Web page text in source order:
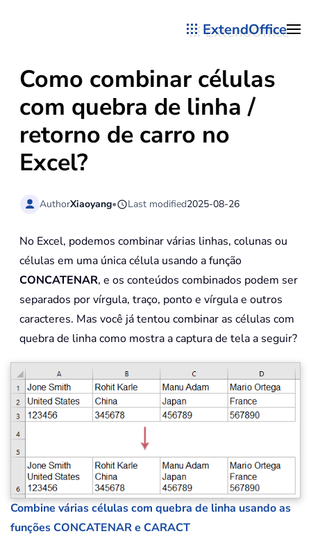
ExtendOffice
Como combinar células
com quebra de linha /
retorno de carro no
Excel?
AuthorXiaoyang• Last modified2025-08-26
No Excel, podemos combinar várias linhas, colunas ou
células em uma única célula usando a função
CONCATENAR, e os conteúdos combinados podem ser
separados por vírgula, traço, ponto e vírgula e outros
caracteres. Mas você já tentou combinar as células com
quebra de linha como mostra a captura de tela a seguir?
Combine várias células com quebra de linha usando as
funções CONCATENAR e CARACT